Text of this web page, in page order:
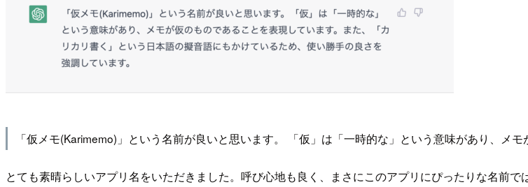
「仮メモ(Karimemo)」という名前が良いと思います。 「仮」は「一時的な」という意味があり、メモ
とても素晴らしいアプリ名をいただきました。呼び心地も良く、まさにこのアプリにぴったりな名前で